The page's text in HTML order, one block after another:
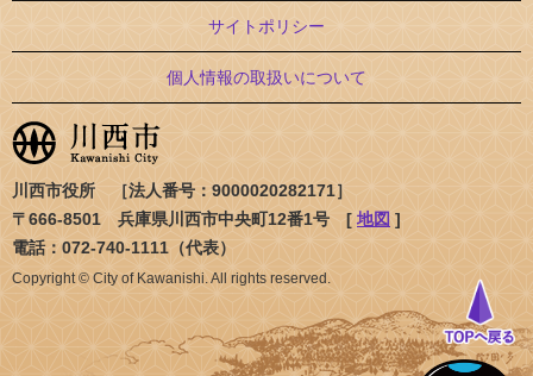
サイトポリシー
個人情報の取扱いについて
川西市役所 ［法人番号：9000020282171］
〒666-8501 兵庫県川西市中央町12番1号 [ 地図 ]
電話：072-740-1111（代表）
Copyright © City of Kawanishi. All rights reserved.